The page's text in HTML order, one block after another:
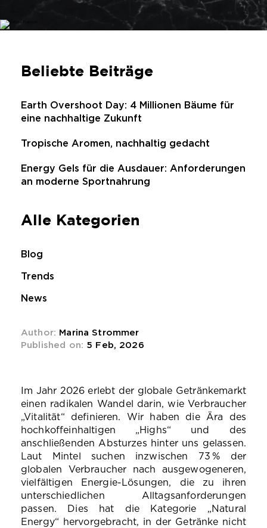
Beliebte Beiträge
Earth Overshoot Day: 4 Millionen Bäume für
eine nachhaltige Zukunft
Tropische Aromen, nachhaltig gedacht
Energy Gels für die Ausdauer: Anforderungen
an moderne Sportnahrung
Alle Kategorien
Blog
Trends
News
Author: Marina Strommer
Published on: 5 Feb, 2026
Im Jahr 2026 erlebt der globale Getränkemarkt
einen radikalen Wandel darin, wie Verbraucher
„Vitalität“ definieren. Wir haben die Ära des
hochkoffeinhaltigen „Highs“ und des
anschließenden Absturzes hinter uns gelassen.
Laut Mintel suchen inzwischen 73 % der
globalen Verbraucher nach ausgewogeneren,
vielfältigen Energie-Lösungen, die zu ihren
unterschiedlichen Alltagsanforderungen
passen. Dies hat die Kategorie „Natural
Energy“ hervorgebracht, in der Getränke nicht